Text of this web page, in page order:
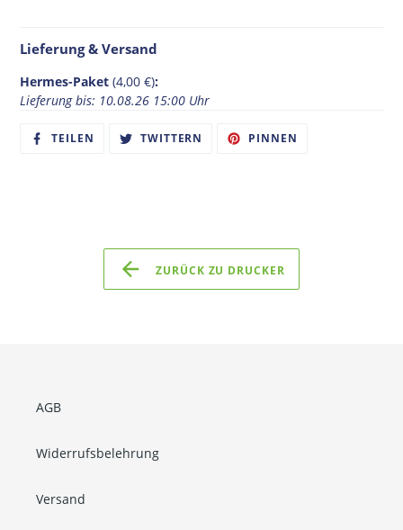
Lieferung & Versand
Hermes-Paket (4,00 €):
Lieferung bis: 10.08.26 15:00 Uhr
TEILEN
FACEBOOK
TWITTERN
TWITTER
PINNEN
ZURÜCK ZU DRUCKER
AGB
Widerrufsbelehrung
Versand